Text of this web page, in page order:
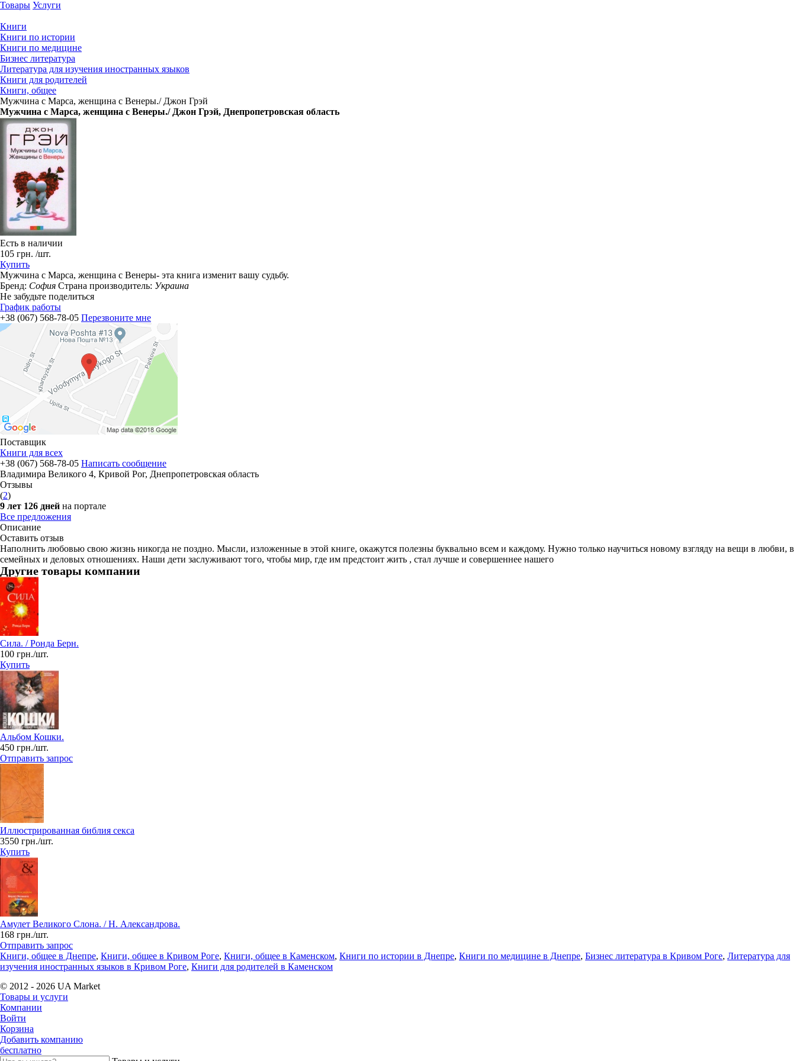
Товары Услуги
Книги
Книги по истории
Книги по медицине
Бизнес литература
Литература для изучения иностранных языков
Книги для родителей
Книги, общее
Мужчина с Марса, женщина с Венеры./ Джон Грэй
Мужчина с Марса, женщина с Венеры./ Джон Грэй, Днепропетровская область
Есть в наличии
105 грн. /шт.
Купить
Мужчина с Марса, женщина с Венеры- эта книга изменит вашу судьбу.
Бренд: София Страна производитель: Украина
Не забудьте поделиться
График работы
+38 (067) 568-78-05 Перезвоните мне
Поставщик
Книги для всех
+38 (067) 568-78-05 Написать сообщение
Владимира Великого 4, Кривой Рог, Днепропетровская область
Отзывы
(2)
9 лет 126 дней на портале
Все предложения
Описание
Оставить отзыв
Наполнить любовью свою жизнь никогда не поздно. Мысли, изложенные в этой книге, окажутся полезны буквально всем и каждому. Нужно только научиться новому взгляду на вещи в любви, в
семейных и деловых отношениях. Наши дети заслуживают того, чтобы мир, где им предстоит жить , стал лучше и совершеннее нашего
Другие товары компании
Сила. / Ронда Берн.
100 грн./шт.
Купить
Альбом Кошки.
450 грн./шт.
Отправить запрос
Иллюстрированная библия секса
3550 грн./шт.
Купить
Амулет Великого Слона. / Н. Александрова.
168 грн./шт.
Отправить запрос
Книги, общее в Днепре, Книги, общее в Кривом Роге, Книги, общее в Каменском, Книги по истории в Днепре, Книги по медицине в Днепре, Бизнес литература в Кривом Роге, Литература для
изучения иностранных языков в Кривом Роге, Книги для родителей в Каменском
© 2012 - 2026 UA Market
Товары и услуги
Компании
Войти
Корзина
Добавить компанию
бесплатно